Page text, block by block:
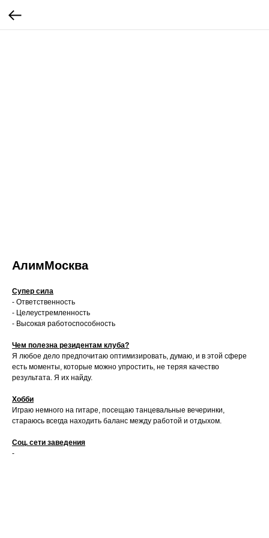
АлимМосква
Супер сила
- Ответственность
- Целеустремленность
- Высокая работоспособность
Чем полезна резидентам клуба?
Я любое дело предпочитаю оптимизировать, думаю, и в этой сфере
есть моменты, которые можно упростить, не теряя качество
результата. Я их найду.
Хобби
Играю немного на гитаре, посещаю танцевальные вечеринки,
стараюсь всегда находить баланс между работой и отдыхом.
Соц. сети заведения
-